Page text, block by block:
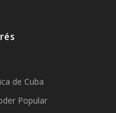
de Cuba
Popular